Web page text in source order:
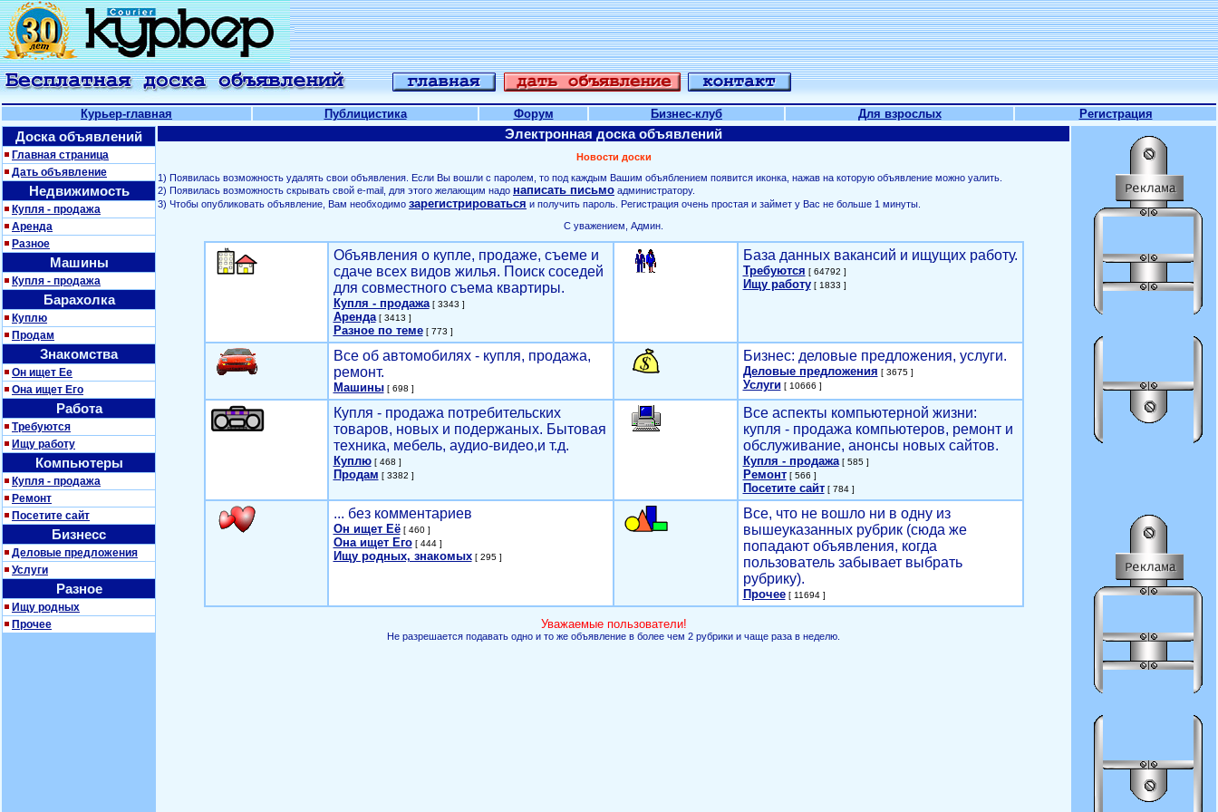
Курьер-главная Публицистика Форум Бизнес-клуб Для взрослых Регистрация
Доска объявлений
Главная страница
Дать объявление
Недвижимость
Купля - продажа
Аренда
Разное
Машины
Купля - продажа
Барахолка
Куплю
Продам
Знакомства
Он ищет Ее
Она ищет Его
Работа
Требуются
Ищу работу
Компьютеры
Купля - продажа
Ремонт
Посетите сайт
Бизнесс
Деловые предложения
Услуги
Разное
Ищу родных
Прочее
Электронная доска объявлений
Новости доски
1) Появилась возможность удалять свои объявления. Если Вы вошли с паролем, то под каждым Вашим объяблением появится иконка, нажав на которую объявление можно уалить.
2) Появилась возможность скрывать свой е-mail, для этого желающим надо написать письмо администратору.
3) Чтобы опубликовать объявление, Вам необходимо зарегистрироваться и получить пароль. Регистрация очень простая и займет у Вас не больше 1 минуты.
С уважением, Админ.
Объявления о купле, продаже, съеме и
сдаче всех видов жилья. Поиск соседей
для совместного съема квартиры.
Купля - продажа[ 3343 ]
Аренда[ 3413 ]
Разное по теме[ 773 ]
База данных вакансий и ищущих работу.
Требуются [ 64792 ]
Ищу работу[ 1833 ]
Все об автомобилях - купля, продажа,
ремонт.
Машины[ 698 ]
Бизнес: деловые предложения, услуги.
Деловые предложения [ 3675 ]
Услуги[ 10666 ]
Купля - продажа потребительских
товаров, новых и подержаных. Бытовая
техника, мебель, аудио-видео,и т.д.
Куплю[ 468 ]
Продам [ 3382 ]
Все аспекты компьютерной жизни:
купля - продажа компьютеров, ремонт и
обслуживание, анонсы новых сайтов.
Купля - продажа[ 585 ]
Ремонт[ 566 ]
Посетите сайт[ 784 ]
... без комментариев
Он ищет Её[ 460 ]
Она ищет Его[ 444 ]
Ищу родных, знакомых[ 295 ]
Все, что не вошло ни в одну из
вышеуказанных рубрик (сюда же
попадают объявления, когда
пользователь забывает выбрать
рубрику).
Прочее[ 11694 ]
Уважаемые пользователи!
Не разрешается подавать одно и то же объявление в более чем 2 рубрики и чаще раза в неделю.